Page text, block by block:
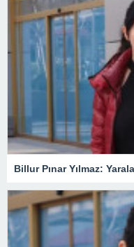
Billur Pınar Yılmaz: